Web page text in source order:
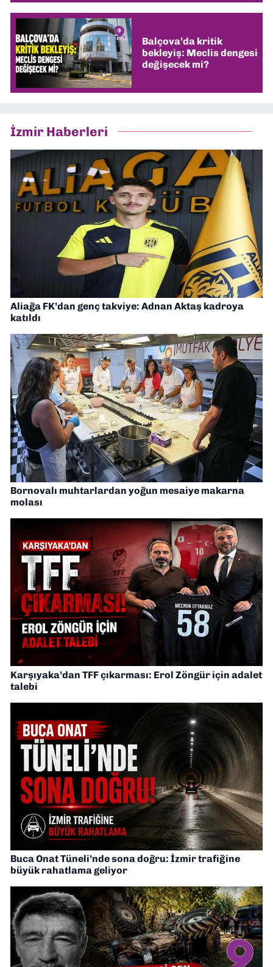
Balçova’da kritik
bekleyiş: Meclis dengesi
değişecek mi?
İzmir Haberleri
Aliağa FK’dan genç takviye: Adnan Aktaş kadroya
katıldı
Bornovalı muhtarlardan yoğun mesaiye makarna
molası
Karşıyaka’dan TFF çıkarması: Erol Zöngür için adalet
talebi
Buca Onat Tüneli’nde sona doğru: İzmir trafiğine
büyük rahatlama geliyor